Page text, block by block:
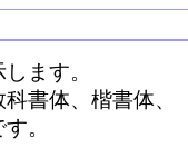
ます。
書体、楷書体、
。